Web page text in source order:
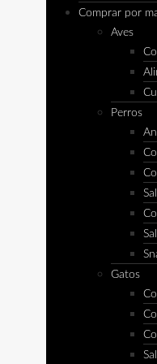
Comprar por
Aves
Perros
Gatos